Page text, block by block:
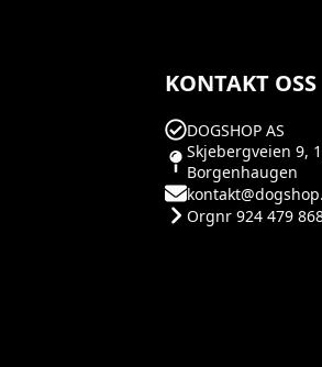
KONTAKT OSS
DOGSHOP AS
Skjebergveien 9,
Borgenhaugen
Orgnr 924 479